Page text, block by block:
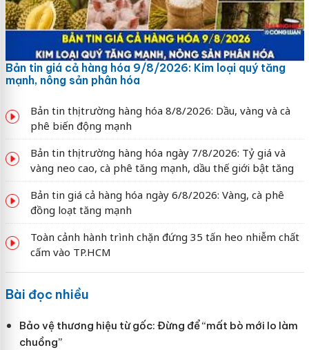
Bản tin giá cả hàng hóa 9/8/2026: Kim loại quý tăng
mạnh, nông sản phân hóa
Bản tin thị trường hàng hóa 8/8/2026: Dầu, vàng và cà
phê biến động mạnh
Bản tin thị trường hàng hóa ngày 7/8/2026: Tỷ giá và
vàng neo cao, cà phê tăng mạnh, dầu thế giới bật tăng
Bản tin giá cả hàng hóa ngày 6/8/2026: Vàng, cà phê
đồng loạt tăng mạnh
Toàn cảnh hành trình chặn đứng 35 tấn heo nhiễm chất
cấm vào TP.HCM
Bài đọc nhiều
Bảo vệ thương hiệu từ gốc: Đừng để “mất bò mới lo làm
chuồng”